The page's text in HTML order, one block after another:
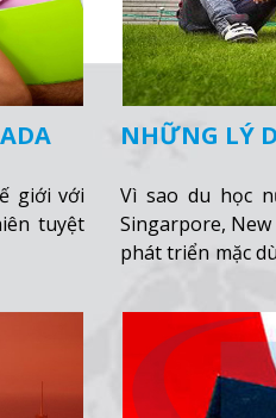
giới với
tuyệt
NHỮNG LÝ
Vì sao du học
Singarpore,
phát triển mặc